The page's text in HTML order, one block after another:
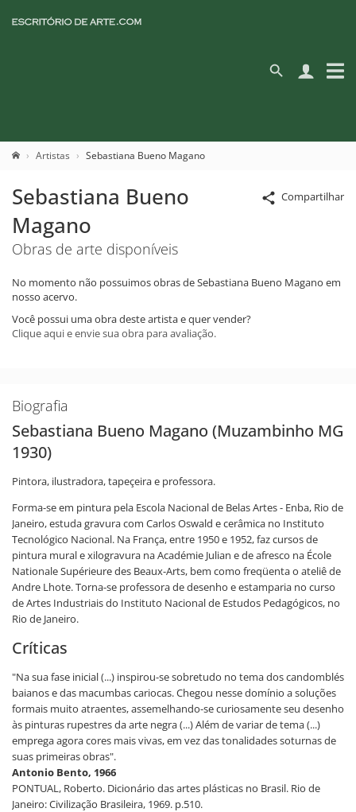
Artistas Sebastiana Bueno Magano
Compartilhar
Sebastiana Bueno
Magano
Obras de arte disponíveis
No momento não possuimos obras de Sebastiana Bueno Magano em
nosso acervo.
Você possui uma obra deste artista e quer vender?
Clique aqui e envie sua obra para avaliação.
Biografia
Sebastiana Bueno Magano (Muzambinho MG
1930)
Pintora, ilustradora, tapeçeira e professora.
Forma-se em pintura pela Escola Nacional de Belas Artes - Enba, Rio de
Janeiro, estuda gravura com Carlos Oswald e cerâmica no Instituto
Tecnológico Nacional. Na França, entre 1950 e 1952, faz cursos de
pintura mural e xilogravura na Académie Julian e de afresco na École
Nationale Supérieure des Beaux-Arts, bem como freqüenta o ateliê de
Andre Lhote. Torna-se professora de desenho e estamparia no curso
de Artes Industriais do Instituto Nacional de Estudos Pedagógicos, no
Rio de Janeiro.
Críticas
"Na sua fase inicial (...) inspirou-se sobretudo no tema dos candomblés
baianos e das macumbas cariocas. Chegou nesse domínio a soluções
formais muito atraentes, assemelhando-se curiosamente seu desenho
às pinturas rupestres da arte negra (...) Além de variar de tema (...)
emprega agora cores mais vivas, em vez das tonalidades soturnas de
suas primeiras obras".
Antonio Bento, 1966
PONTUAL, Roberto. Dicionário das artes plásticas no Brasil. Rio de
Janeiro: Civilização Brasileira, 1969. p.510.